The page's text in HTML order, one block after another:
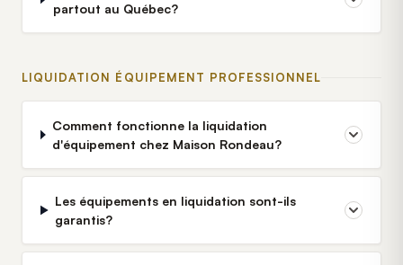
partout au Québec?
LIQUIDATION ÉQUIPEMENT PROFESSIONNEL
Comment fonctionne la liquidation
d'équipement chez Maison Rondeau?
Les équipements en liquidation sont-ils
garantis?